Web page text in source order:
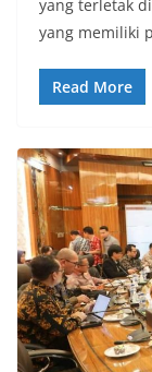
yang terletak
yang memiliki
Read More